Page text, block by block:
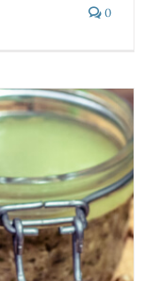
0